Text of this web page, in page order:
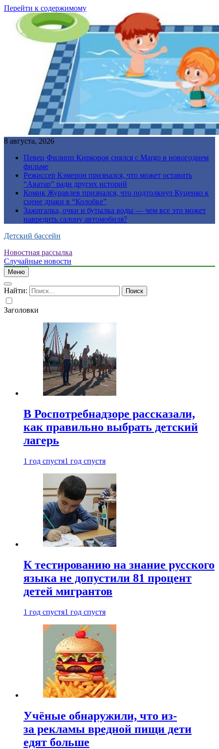
Перейти к содержимому
8 августа, 2026
Певец Филипп Киркоров снялся с Margo в новогоднем
фильме
Режиссер Кэмерон признался, что может оставить
“Аватар” ради других историй
Комик Журавлев признался, что подтолкнул Куценко к
сцене драки в “Колобке”
Зажигалка, очки и бутылка воды — чем все это может
навредить салону автомобиля?
Детский бассейн
Новостная рассылка
Случайные новости
Меню
Найти:
Заголовки
В Роспотребнадзоре рассказали,
как правильно выбрать детский
лагерь
1 год спустя1 год спустя
К тестированию на знание русского
языка не допустили 81 процент
детей мигрантов
1 год спустя1 год спустя
Учёные обнаружили, что из-
за рекламы вредной пищи дети
едят больше